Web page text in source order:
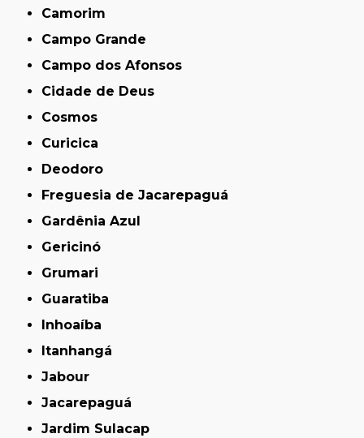
Camorim
Campo Grande
Campo dos Afonsos
Cidade de Deus
Cosmos
Curicica
Deodoro
Freguesia de Jacarepaguá
Gardênia Azul
Gericinó
Grumari
Guaratiba
Inhoaíba
Itanhangá
Jabour
Jacarepaguá
Jardim Sulacap